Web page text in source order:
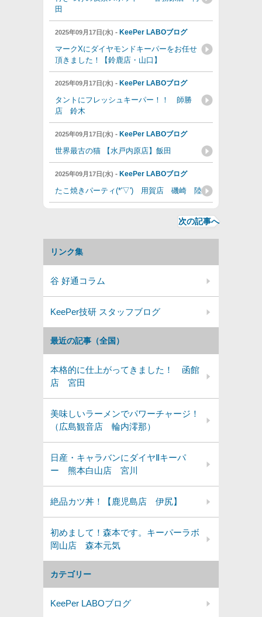
田
2025年09月17日(水) - KeePer LABOブログ
マークXにダイヤモンドキーパーをお任せ
頂きました！【鈴鹿店・山口】
2025年09月17日(水) - KeePer LABOブログ
タントにフレッシュキーパー！！ 師勝
店 鈴木
2025年09月17日(水) - KeePer LABOブログ
世界最古の猫 【水戸内原店】飯田
2025年09月17日(水) - KeePer LABOブログ
たこ焼きパーティ(*'▽') 用賀店 磯崎 陸
次の記事へ
カテゴリー
KeePer LABOブログ
最近の記事（全国）
本格的に仕上がってきました！ 函館
店 宮田
美味しいラーメンでパワーチャージ！
（広島観音店 輪内澪那）
日産・キャラバンにダイヤⅡキーパ
ー 熊本白山店 宮川
絶品カツ丼！【鹿児島店 伊尻】
初めまして！森本です。キーパーラボ
岡山店 森本元気
リンク集
谷 好通コラム
KeePer技研 スタッフブログ